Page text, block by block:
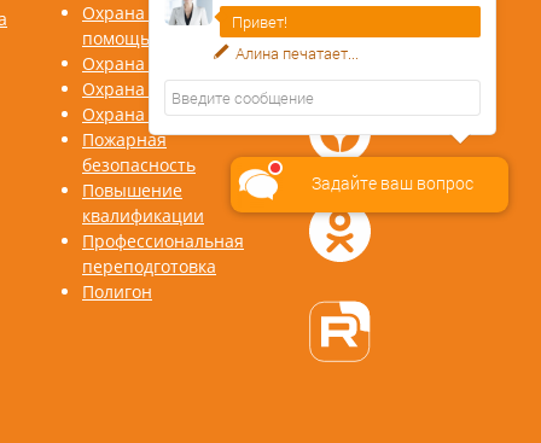
Охрана труда Первая
помощь
Охрана труда СИЗ
Охрана труда СУОТ
Охрана труда СОУТ
Пожарная
безопасность
Повышение
квалификации
Профессиональная
переподготовка
Полигон
Задайте ваш вопрос
Привет!
Алина печатает...